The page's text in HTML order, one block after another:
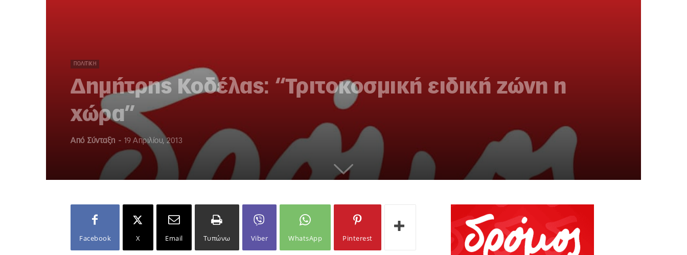
ΠΟΛΙΤΙΚΉ
Δημήτρης Κοδέλας: “Τριτοκοσμική ειδική ζώνη η
χώρα”
Από Σύνταξη - 19 Απριλίου, 2013
Facebook X Email Τυπώνω Viber WhatsApp Pinterest